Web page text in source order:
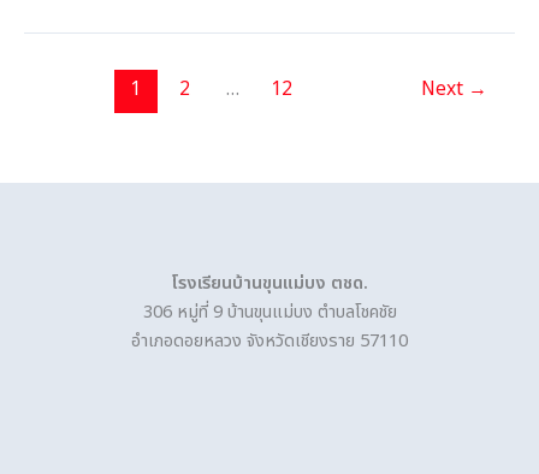
1 2 … 12 Next →
โรงเรียนบ้านขุนแม่บง ตชด.
306 หมู่ที่ 9 บ้านขุนแม่บง ตำบลโชคชัย
อำเภอดอยหลวง จังหวัดเชียงราย 57110